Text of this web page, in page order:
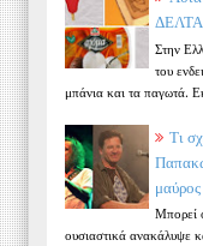
Στην
του
μπάνια και τα παγωτά.
Τι
Μπορεί
ουσιαστικά ανακάλυψε